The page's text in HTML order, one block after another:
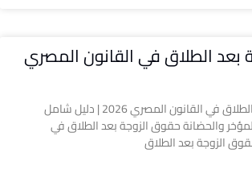
بعد الطلاق في القانون المصري
حقوق الزوجة بعد الطلاق في القانون المصري 2026 | دليل شامل
والحضانة حقوق الزوجة بعد الطلاق في
الزوجة بعد الطلاق